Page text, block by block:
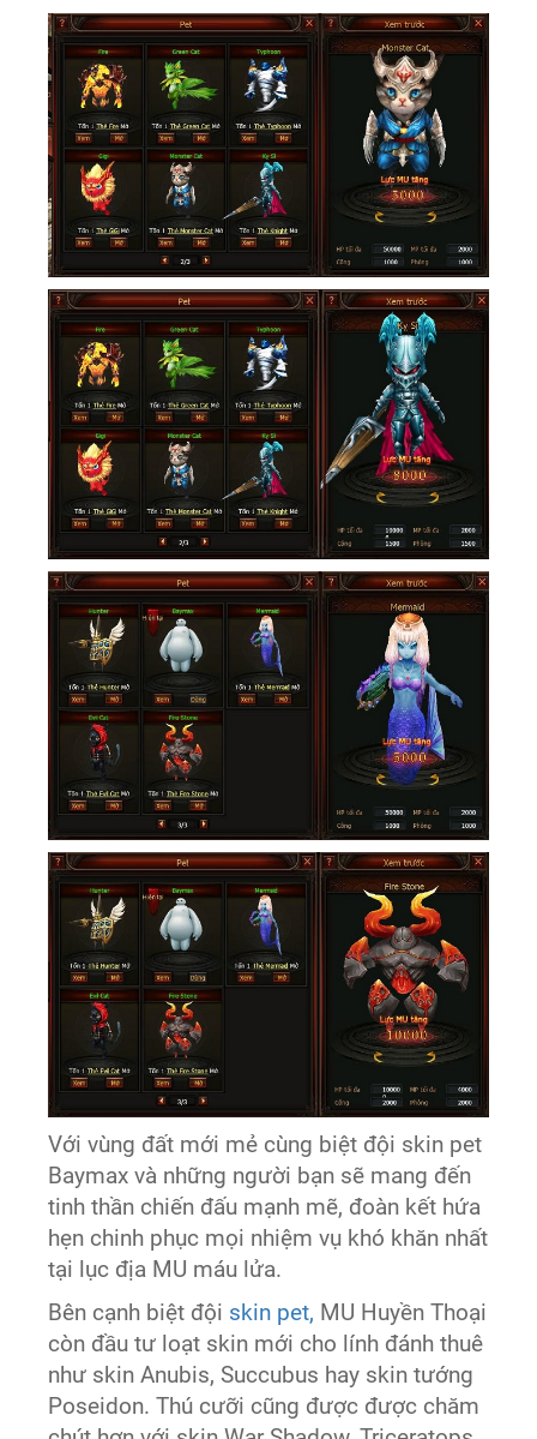
Với vùng đất mới mẻ cùng biệt đội skin pet
Baymax và những người bạn sẽ mang đến
tinh thần chiến đấu mạnh mẽ, đoàn kết hứa
hẹn chinh phục mọi nhiệm vụ khó khăn nhất
tại lục địa MU máu lửa.
Bên cạnh biệt đội skin pet, MU Huyền Thoại
còn đầu tư loạt skin mới cho lính đánh thuê
như skin Anubis, Succubus hay skin tướng
Poseidon. Thú cưỡi cũng được được chăm